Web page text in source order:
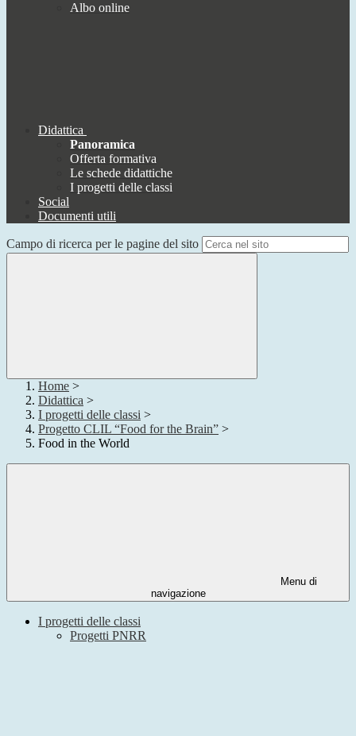
Albo online
Didattica
Panoramica
Offerta formativa
Le schede didattiche
I progetti delle classi
Social
Documenti utili
Campo di ricerca per le pagine del sito
Home >
Didattica >
I progetti delle classi >
Progetto CLIL “Food for the Brain” >
Food in the World
Menu di
navigazione
I progetti delle classi
Progetti PNRR